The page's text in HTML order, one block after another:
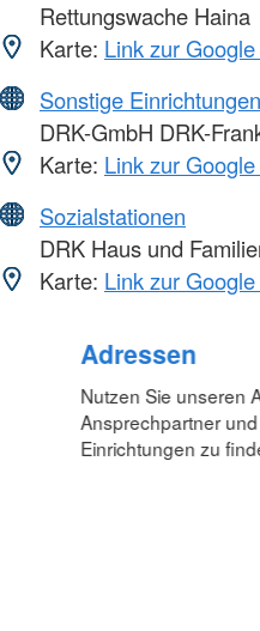
Rettungswache Haina
Karte: Link zur
Sonstige Einrichtungen
DRK-GmbH DRK-
Karte: Link zur
Sozialstationen
DRK Haus und
Karte: Link zur
Adressen
Nutzen Sie unseren
Ansprechpartner
Einrichtungen zu